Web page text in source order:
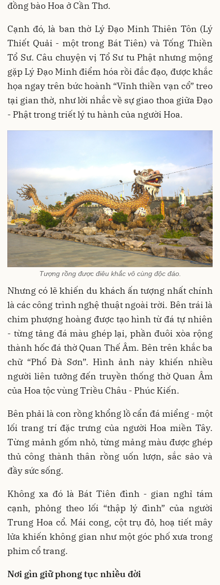
đồng bào Hoa ở Cần Thơ.
Cạnh đó, là ban thờ Lý Đạo Minh Thiên Tôn (Lý
Thiết Quải - một trong Bát Tiên) và Tống Thiền
Tổ Sư. Câu chuyện vị Tổ Sư tu Phật nhưng mộng
gặp Lý Đạo Minh điểm hóa rồi đắc đạo, được khắc
họa ngay trên bức hoành “Vĩnh thiền vạn cổ” treo
tại gian thờ, như lời nhắc về sự giao thoa giữa Đạo
- Phật trong triết lý tu hành của người Hoa.
Tượng rồng được điêu khắc vô cùng độc đáo.
Nhưng có lẽ khiến du khách ấn tượng nhất chính
là các công trình nghệ thuật ngoài trời. Bên trái là
chim phượng hoàng được tạo hình từ đá tự nhiên
- từng tảng đá màu ghép lại, phần đuôi xòa rộng
thành hốc đá thờ Quan Thế Âm. Bên trên khắc ba
chữ “Phổ Đà Sơn”. Hình ảnh này khiến nhiều
người liên tưởng đến truyền thống thờ Quan Âm
của Hoa tộc vùng Triều Châu - Phúc Kiến.
Bên phải là con rồng khổng lồ cẩn đá miểng - một
lối trang trí đặc trưng của người Hoa miền Tây.
Từng mảnh gốm nhỏ, từng mảng màu được ghép
thủ công thành thân rồng uốn lượn, sắc sảo và
đầy sức sống.
Không xa đó là Bát Tiên đình - gian nghỉ tám
cạnh, phỏng theo lối “thập lý đình” của người
Trung Hoa cổ. Mái cong, cột trụ đỏ, hoạ tiết mây
lửa khiến không gian như một góc phố xưa trong
phim cổ trang.
Nơi gìn giữ phong tục nhiều đời